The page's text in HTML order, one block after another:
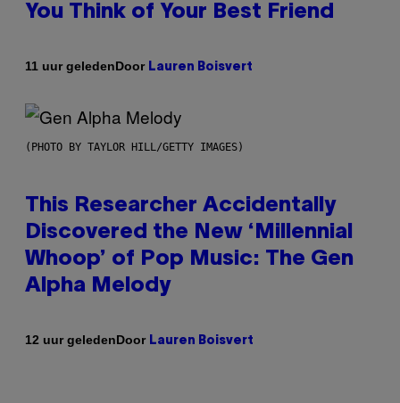
You Think of Your Best Friend
11 uur geledenDoor Lauren Boisvert
(PHOTO BY TAYLOR HILL/GETTY IMAGES)
This Researcher Accidentally
Discovered the New ‘Millennial
Whoop’ of Pop Music: The Gen
Alpha Melody
12 uur geledenDoor Lauren Boisvert